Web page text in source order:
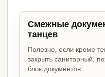
Смежные
танцев
Полезно, если кроме
закрыть санитарный,
блок документов.